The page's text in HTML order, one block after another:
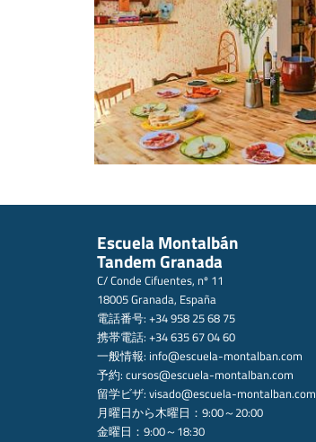
Escuela Montalbán
Tandem Granada
C/ Conde Cifuentes, nº 11
18005 Granada, España
電話番号: +34 958 25 68 75
携帯電話: +34 635 67 04 60
一般情報: info@escuela-montalban.com
予約: cursos@escuela-montalban.com
留学ビザ: visado@escuela-montalban.com
月曜日から木曜日：9:00～20:00
金曜日：9:00～18:30